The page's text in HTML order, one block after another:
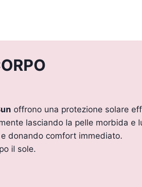
offrono una protezione solare
lasciando la pelle morbida
donando comfort immediato.
il sole.